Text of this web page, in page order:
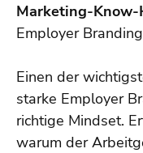
Marketing-Know-
Employer
Einen der
starke Employer
richtige Mindset.
warum der